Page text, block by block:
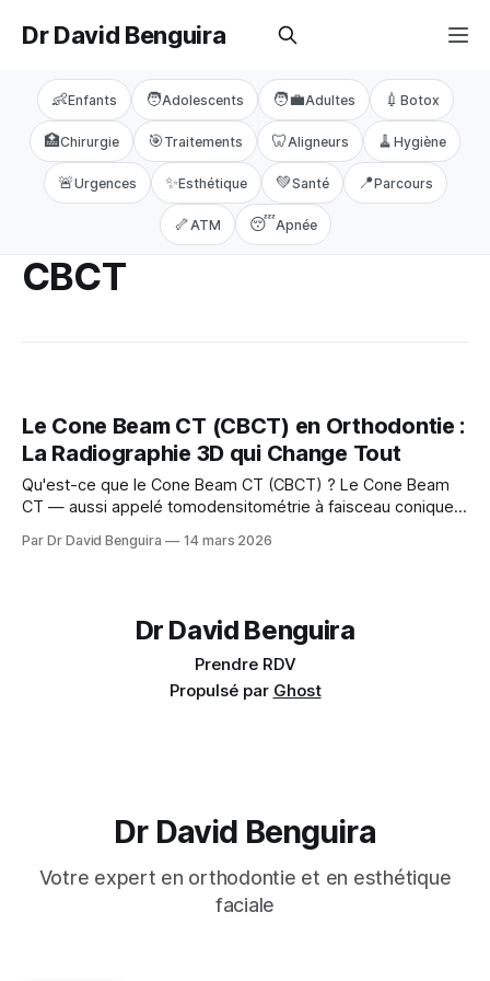
Dr David Benguira
👶Enfants 🧑Adolescents 🧑‍💼Adultes 💉 Botox
🏥Chirurgie 🎯 Traitements 🦷 Aligneurs 🧹 Hygiène
🚨Urgences ✨Esthétique 💚Santé 📍Parcours
🦴 ATM 😴Apnée
CBCT
Le Cone Beam CT (CBCT) en Orthodontie :
La Radiographie 3D qui Change Tout
Qu'est-ce que le Cone Beam CT (CBCT) ? Le Cone Beam
CT — aussi appelé tomodensitométrie à faisceau conique
d'imagerie qui a transformé notre façon de diagnostiquer et
Par Dr David Benguira 14 mars 2026
Dr David Benguira
Prendre RDV
Propulsé par Ghost
Dr David Benguira
Votre expert en orthodontie et en esthétique
faciale